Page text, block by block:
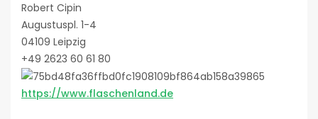
Robert Cipin
Augustuspl. 1-4
04109 Leipzig
+49 2623 60 61 80
https://www.flaschenland.de